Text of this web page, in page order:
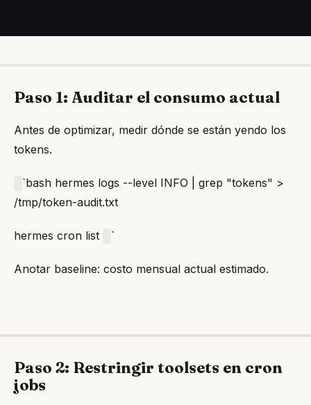
Paso 1: Auditar el consumo actual
Antes de optimizar, medir dónde se están yendo los
tokens.
`bash hermes logs --level INFO | grep "tokens" >
/tmp/token-audit.txt
hermes cron list `
Anotar baseline: costo mensual actual estimado.
Paso 2: Restringir toolsets en cron
jobs